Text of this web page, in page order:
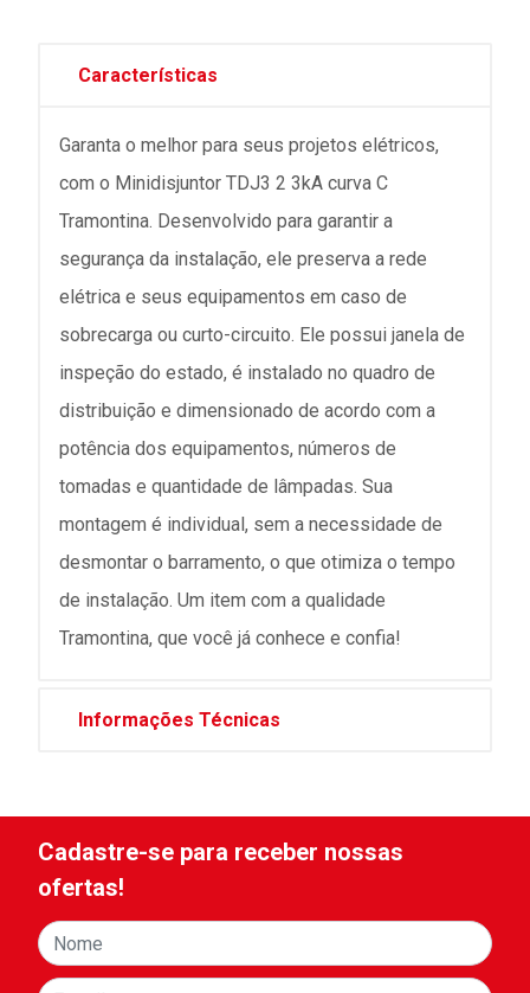
Características
Garanta o melhor para seus projetos elétricos,
com o Minidisjuntor TDJ3 2 3kA curva C
Tramontina. Desenvolvido para garantir a
segurança da instalação, ele preserva a rede
elétrica e seus equipamentos em caso de
sobrecarga ou curto-circuito. Ele possui janela de
inspeção do estado, é instalado no quadro de
distribuição e dimensionado de acordo com a
potência dos equipamentos, números de
tomadas e quantidade de lâmpadas. Sua
montagem é individual, sem a necessidade de
desmontar o barramento, o que otimiza o tempo
de instalação. Um item com a qualidade
Tramontina, que você já conhece e confia!
Informações Técnicas
Cadastre-se para receber nossas
ofertas!